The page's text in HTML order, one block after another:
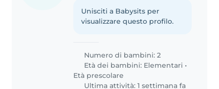
Unisciti a Babysits per
visualizzare questo profilo.
Numero di bambini: 2
Età dei bambini: Elementari •
Età prescolare
Ultima attività: 1 settimana fa